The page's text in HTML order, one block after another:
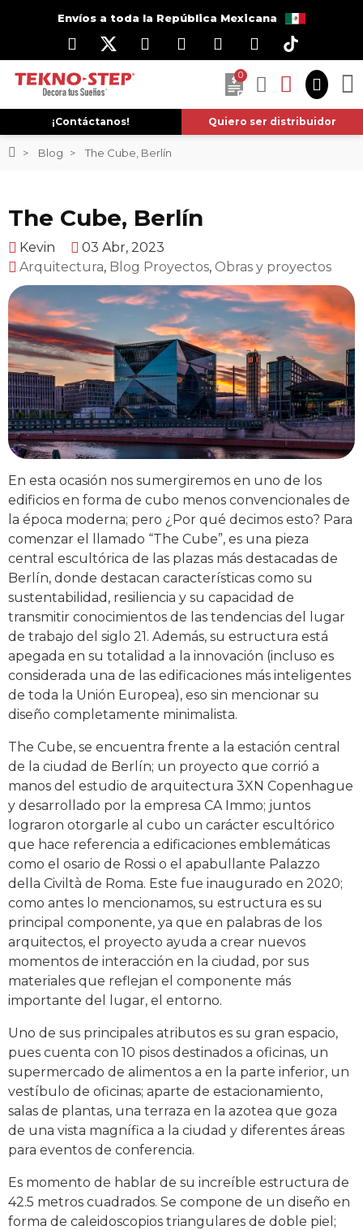
Envíos a toda la República Mexicana
0
¡Contáctanos! Quiero ser distribuidor
Blog The Cube, Berlín
The Cube, Berlín
Kevin
03 Abr, 2023
Arquitectura, Blog Proyectos, Obras y proyectos
En esta ocasión nos sumergiremos en uno de los
edificios en forma de cubo menos convencionales de
la época moderna; pero ¿Por qué decimos esto? Para
comenzar el llamado “The Cube”, es una pieza
central escultórica de las plazas más destacadas de
Berlín, donde destacan características como su
sustentabilidad, resiliencia y su capacidad de
transmitir conocimientos de las tendencias del lugar
de trabajo del siglo 21. Además, su estructura está
apegada en su totalidad a la innovación (incluso es
considerada una de las edificaciones más inteligentes
de toda la Unión Europea), eso sin mencionar su
diseño completamente minimalista.
The Cube, se encuentra frente a la estación central
de la ciudad de Berlín; un proyecto que corrió a
manos del estudio de arquitectura 3XN Copenhague
y desarrollado por la empresa CA Immo; juntos
lograron otorgarle al cubo un carácter escultórico
que hace referencia a edificaciones emblemáticas
como el osario de Rossi o el apabullante Palazzo
della Civiltà de Roma. Este fue inaugurado en 2020;
como antes lo mencionamos, su estructura es su
principal componente, ya que en palabras de los
arquitectos, el proyecto ayuda a crear nuevos
momentos de interacción en la ciudad, por sus
materiales que reflejan el componente más
importante del lugar, el entorno.
Uno de sus principales atributos es su gran espacio,
pues cuenta con 10 pisos destinados a oficinas, un
supermercado de alimentos a en la parte inferior, un
vestíbulo de oficinas; aparte de estacionamiento,
salas de plantas, una terraza en la azotea que goza
de una vista magnífica a la ciudad y diferentes áreas
para eventos de conferencia.
Es momento de hablar de su increíble estructura de
42.5 metros cuadrados. Se compone de un diseño en
forma de caleidoscopios triangulares de doble piel;